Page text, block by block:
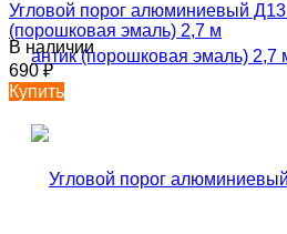
Угловой порог алюминиевый
(порошковая эмаль) 2,7 м
В наличии
690₽
Купить